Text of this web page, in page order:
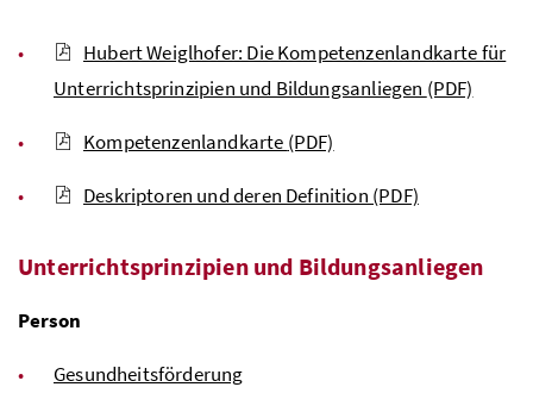
Hubert Weiglhofer: Die Kompetenzenlandkarte für
Unterrichtsprinzipien und Bildungsanliegen (PDF)
Kompetenzenlandkarte (PDF)
Deskriptoren und deren Definition (PDF)
Unterrichtsprinzipien und Bildungsanliegen
Person
Gesundheitsförderung